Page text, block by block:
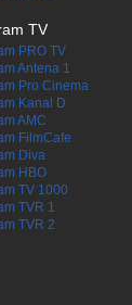
TV
PRO TV
Antena 1
Pro Cinema
Kanal D
AMC
FilmCafe
Diva
HBO
TV 1000
TVR 1
TVR 2